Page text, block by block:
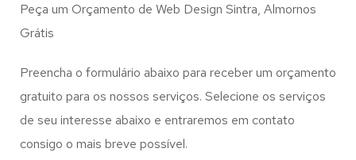
Peça um Orçamento de Web Design Sintra, Almornos
Grátis
Preencha o formulário abaixo para receber um orçamento
gratuito para os nossos serviços. Selecione os serviços
de seu interesse abaixo e entraremos em contato
consigo o mais breve possível.